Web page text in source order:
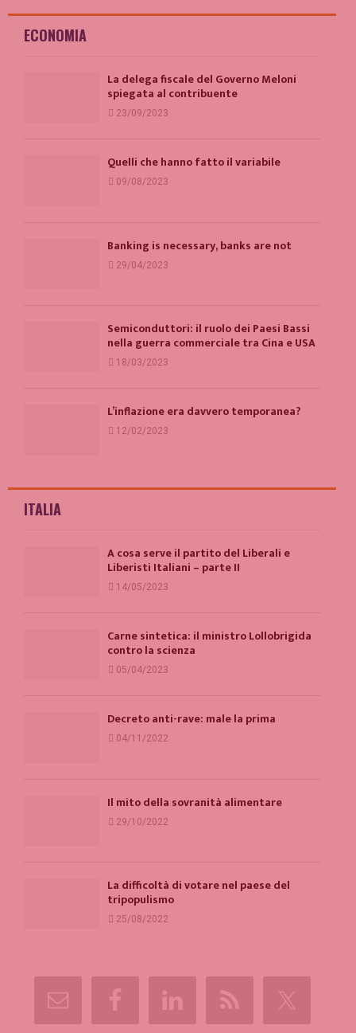
ECONOMIA
La delega fiscale del Governo Meloni
spiegata al contribuente
23/09/2023
Quelli che hanno fatto il variabile
09/08/2023
Banking is necessary, banks are not
29/04/2023
Semiconduttori: il ruolo dei Paesi Bassi
nella guerra commerciale tra Cina e USA
18/03/2023
L’inflazione era davvero temporanea?
12/02/2023
ITALIA
A cosa serve il partito del Liberali e
Liberisti Italiani – parte II
14/05/2023
Carne sintetica: il ministro Lollobrigida
contro la scienza
05/04/2023
Decreto anti-rave: male la prima
04/11/2022
Il mito della sovranità alimentare
29/10/2022
La difficoltà di votare nel paese del
tripopulismo
25/08/2022